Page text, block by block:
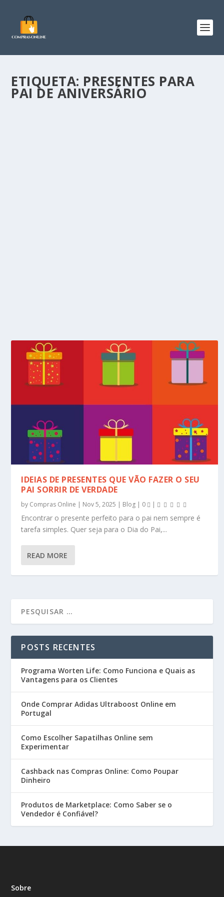
ETIQUETA: PRESENTES PARA
PAI DE ANIVERSÁRIO
IDEIAS DE PRESENTES QUE VÃO FAZER O SEU
PAI SORRIR DE VERDADE
by Compras Online | Nov 5, 2025 | Blog | 0 |
Encontrar o presente perfeito para o pai nem sempre é
tarefa simples. Quer seja para o Dia do Pai,...
READ MORE
POSTS RECENTES
Programa Worten Life: Como Funciona e Quais as
Vantagens para os Clientes
Onde Comprar Adidas Ultraboost Online em
Portugal
Como Escolher Sapatilhas Online sem
Experimentar
Cashback nas Compras Online: Como Poupar
Dinheiro
Produtos de Marketplace: Como Saber se o
Vendedor é Confiável?
Sobre